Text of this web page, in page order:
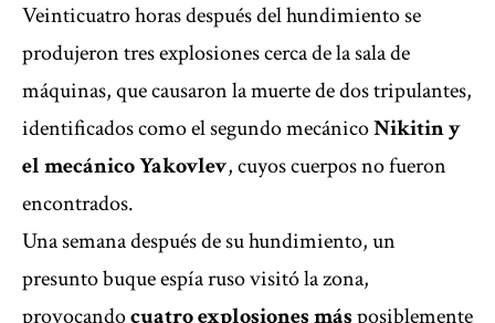
Veinticuatro horas después del hundimiento se
produjeron tres explosiones cerca de la sala de
máquinas, que causaron la muerte de dos tripulantes,
identificados como el segundo mecánicoNikitin y
el mecánico Yakovlev, cuyos cuerpos no fueron
encontrados.
Una semana después de su hundimiento, un
presunto buque espía ruso visitó la zona,
provocandocuatro explosiones másposiblemente